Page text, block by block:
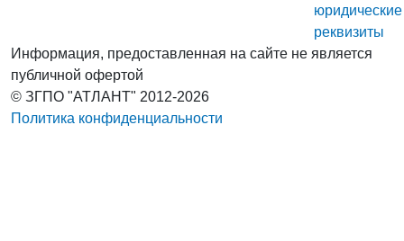
юридические
реквизиты
Информация, предоставленная на сайте не является
публичной офертой
© ЗГПО "АТЛАНТ" 2012-2026
Политика конфиденциальности